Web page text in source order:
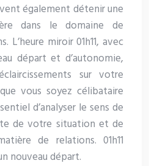
également détenir une
dans le domaine de
L’heure miroir 01h11, avec
départ et d’autonomie,
sur votre
vous soyez célibataire
d’analyser le sens de
de votre situation et de
de relations. 01h11
nouveau départ.